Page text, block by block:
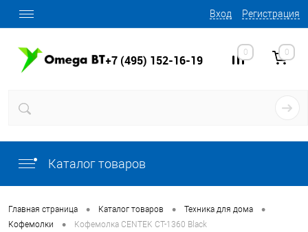
Вход Регистрация
+7 (495) 152-16-19
0 0
Каталог товаров
Главная страница • Каталог товаров • Техника для дома •
Кофемолки • Кофемолка CENTEK CT-1360 Black